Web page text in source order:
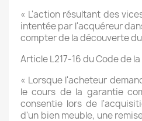
« L'action résultant des
intentée par l'acquéreur
compter de la découverte
Article L217-16 du Code de
« Lorsque l'acheteur
le cours de la garantie
consentie lors de
d'un bien meuble, une